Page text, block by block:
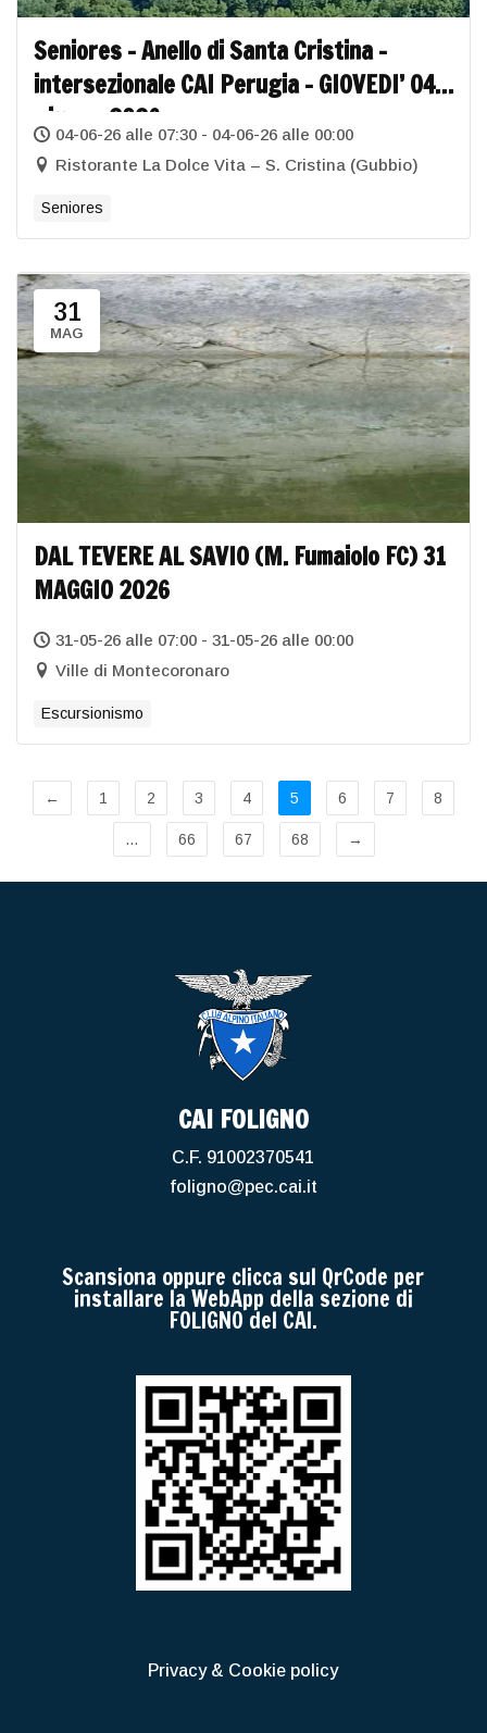
Seniores – Anello di Santa Cristina –
intersezionale CAI Perugia – GIOVEDI’ 04
giugno 2026
04-06-26 alle 07:30 - 04-06-26 alle 00:00
Ristorante La Dolce Vita – S. Cristina (Gubbio)
Seniores
31
MAG
DAL TEVERE AL SAVIO (M. Fumaiolo FC) 31
MAGGIO 2026
31-05-26 alle 07:00 - 31-05-26 alle 00:00
Ville di Montecoronaro
Escursionismo
← 1 2 3 4 5 6 7 8
… 66 67 68 →
CAI FOLIGNO
C.F. 91002370541
foligno@pec.cai.it
Scansiona oppure clicca sul QrCode per
installare la WebApp della sezione di
FOLIGNO del CAI.
Privacy & Cookie policy